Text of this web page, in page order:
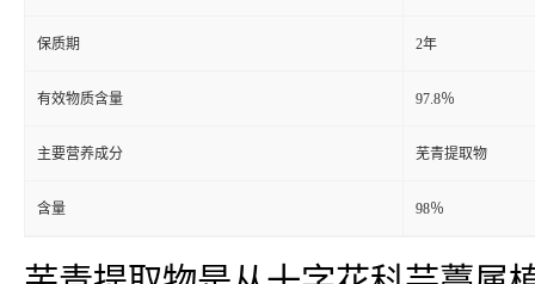
保质期 2年
有效物质含量 97.8％
主要营养成分 芜青提取物
含量 98％